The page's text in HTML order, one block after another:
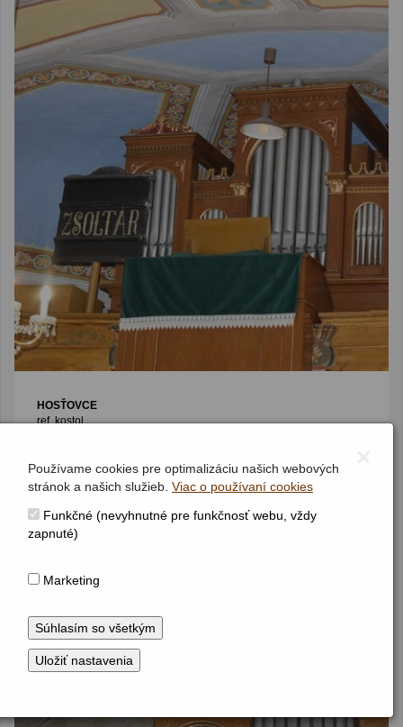
HOSŤOVCE
ref. kostol
(1909)
Používame cookies pre optimalizáciu našich webových
stránok a našich služieb. Viac o používaní cookies
Funkčné (nevyhnutné pre funkčnosť webu, vždy
zapnuté)
Marketing